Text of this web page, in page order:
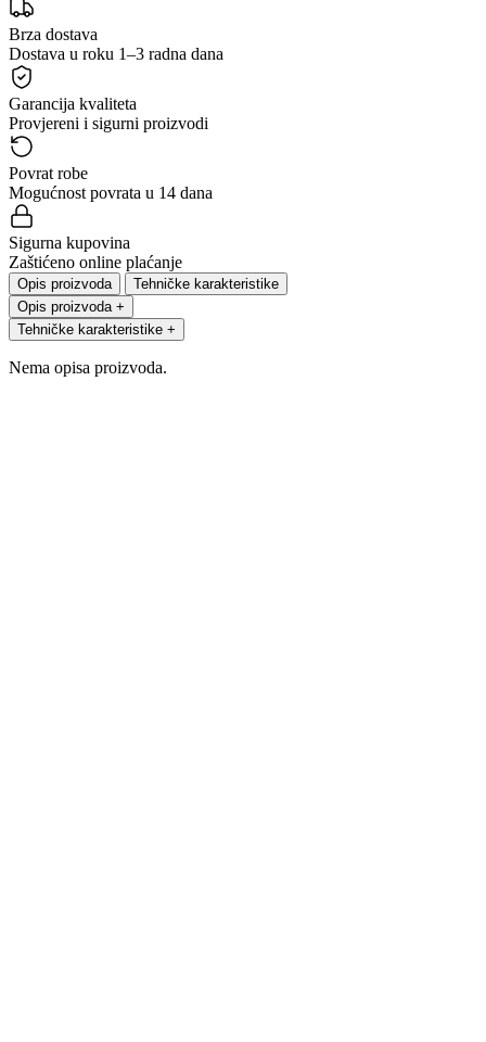
Brza dostava
Dostava u roku 1–3 radna dana
Garancija kvaliteta
Provjereni i sigurni proizvodi
Povrat robe
Mogućnost povrata u 14 dana
Sigurna kupovina
Zaštićeno online plaćanje
Opis proizvoda
Tehničke karakteristike
Opis proizvoda +
Tehničke karakteristike +
Nema opisa proizvoda.